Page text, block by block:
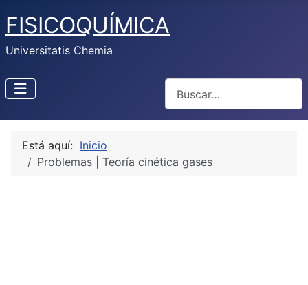
FISICOQUÍMICA
Universitatis Chemia
Está aquí: Inicio
Problemas | Teoría cinética gases